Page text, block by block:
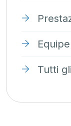
Equipe
Tutti